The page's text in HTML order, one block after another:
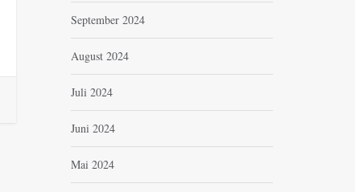
September 2024
August 2024
Juli 2024
Juni 2024
Mai 2024